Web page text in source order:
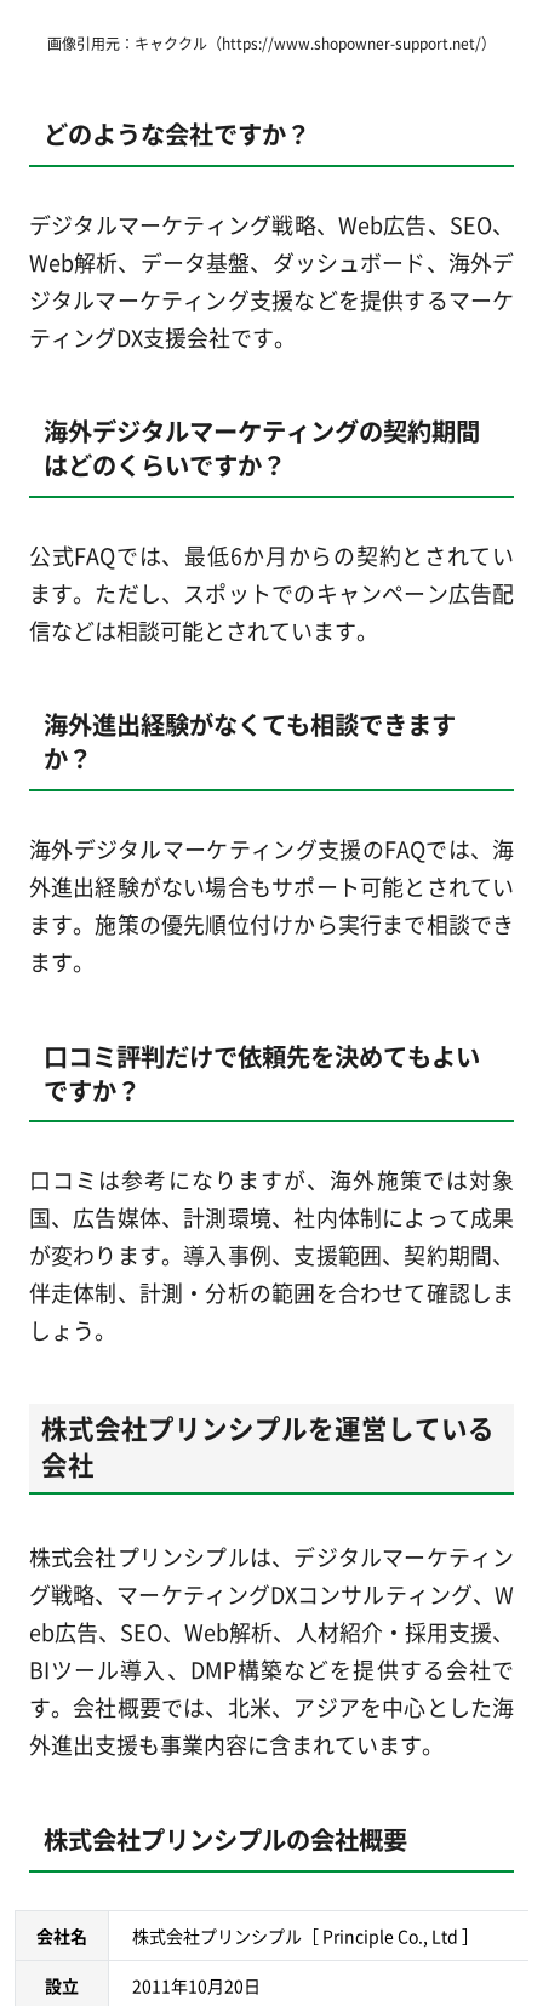
画像引用元：キャククル（https://www.shopowner-support.net/）
どのような会社ですか？
デジタルマーケティング戦略、Web広告、SEO、
Web解析、データ基盤、ダッシュボード、海外デ
ジタルマーケティング支援などを提供するマーケ
ティングDX支援会社です。
海外デジタルマーケティングの契約期間
はどのくらいですか？
公式FAQでは、最低6か月からの契約とされてい
ます。ただし、スポットでのキャンペーン広告配
信などは相談可能とされています。
海外進出経験がなくても相談できます
か？
海外デジタルマーケティング支援のFAQでは、海
外進出経験がない場合もサポート可能とされてい
ます。施策の優先順位付けから実行まで相談でき
ます。
口コミ評判だけで依頼先を決めてもよい
ですか？
口コミは参考になりますが、海外施策では対象
国、広告媒体、計測環境、社内体制によって成果
が変わります。導入事例、支援範囲、契約期間、
伴走体制、計測・分析の範囲を合わせて確認しま
しょう。
株式会社プリンシプルを運営している
会社
株式会社プリンシプルは、デジタルマーケティン
グ戦略、マーケティングDXコンサルティング、W
eb広告、SEO、Web解析、人材紹介・採用支援、
BIツール導入、DMP構築などを提供する会社で
す。会社概要では、北米、アジアを中心とした海
外進出支援も事業内容に含まれています。
株式会社プリンシプルの会社概要
会社名 株式会社プリンシプル［ Principle Co., Ltd ］
設立 2011年10月20日